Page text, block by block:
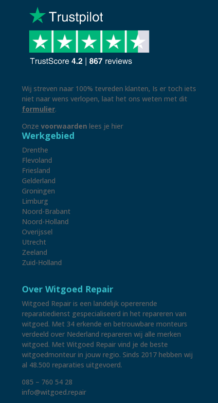
Wij streven naar 100% tevreden klanten, Is er toch iets
niet naar wens verlopen, laat het ons weten met dit
formulier.
Onze voorwaarden lees je hier
Werkgebied
Drenthe
Flevoland
Friesland
Gelderland
Groningen
Limburg
Noord-Brabant
Noord-Holland
Overijssel
Utrecht
Zeeland
Zuid-Holland
Over Witgoed Repair
Witgoed Repair is een landelijk opererende
reparatiedienst gespecialiseerd in het repareren van
witgoed. Met 34 erkende en betrouwbare monteurs
verdeeld over Nederland repareren wij alle merken
witgoed. Met Witgoed Repair vind je de beste
witgoedmonteur in jouw regio. Sinds 2017 hebben wij
al 48.500 reparaties uitgevoerd.
085 – 760 54 28
info@witgoed.repair